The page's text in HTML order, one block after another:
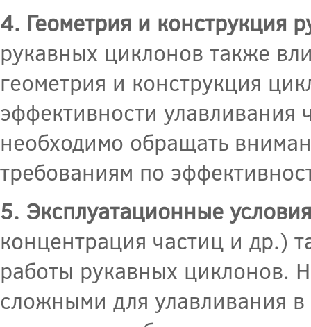
4. Геометрия и конструкция
рукавных циклонов также
геометрия и конструкция
эффективности
необходимо обращать
требованиям по
5. Эксплуатационные
концентрация частиц и др.)
работы рукавных циклонов.
сложными для улавливания